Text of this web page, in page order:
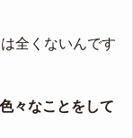
全くないんです
々なことをして